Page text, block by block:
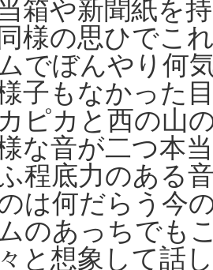
箱や新聞紙を
様の思ひでこ
でぼんやり何
子もなかった
ピカと西の山
な音が二つ本
程底力のある
は何だらう今
のあっちでも
と想象して話